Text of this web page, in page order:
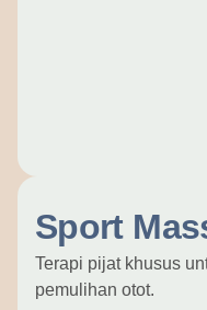
Sport
Terapi pijat khusus
pemulihan otot.